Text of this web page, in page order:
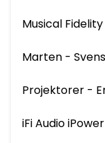
Musical Fidelity
Marten -
Projektorer -
iFi Audio